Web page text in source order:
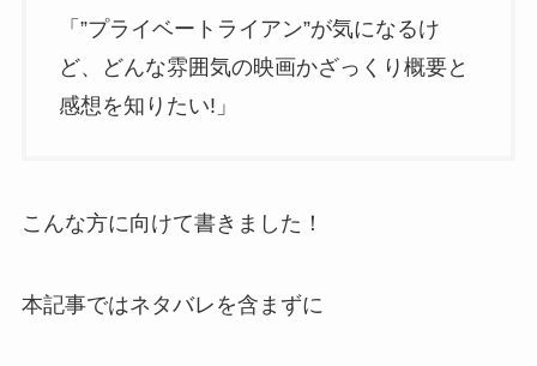
「”プライベートライアン”が気になるけ
ど、どんな雰囲気の映画かざっくり概要と
感想を知りたい!」
こんな方に向けて書きました！
本記事ではネタバレを含まずに